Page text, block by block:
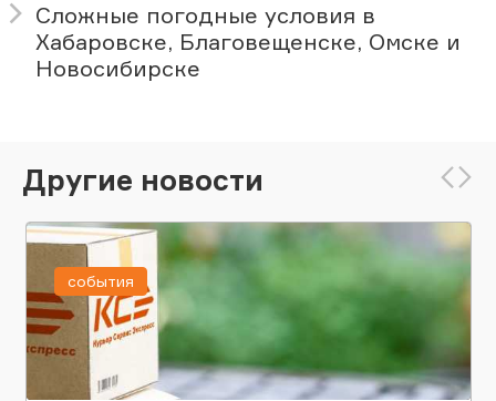
Сложные погодные условия в
Хабаровске, Благовещенске, Омске и
Новосибирске
Другие новости
события